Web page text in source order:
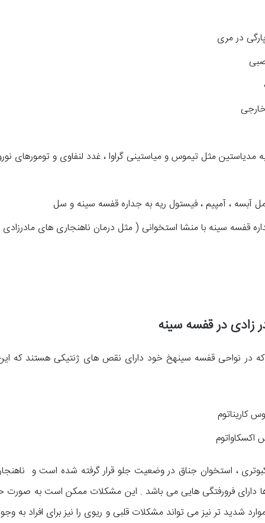
در مری
مدیاستین مثل تیموس و میاستینی گراوا ، غدد لنفاوی و تومورهای
آبسه ، آمپیم ، فیستول ریه به جداره قفسه سینه و سل
قفسه سینه با منشا استخوانی ( مثل درمان ناهنجاری های
زادی در قفسه سینه
که در نواحی قفسه سینهخ خود دارای نقص های ژنتیکی هستند که
کاریناتوم
اکسکاواتوم
، استخوان جناق در وضعیت جلو قرار گرفته شده است و
فرورفتگی هایی می باشد . این مشکلات ممکن است به صورت
شدید تر نیز می تواند مشکلات قلبی و ریوی را نیز برای افراد به